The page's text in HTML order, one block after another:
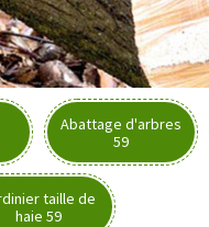
Abattage d'arbres
59
taille de
haie 59